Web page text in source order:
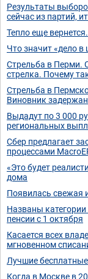
Результаты
сейчас из партий,
Тепло еще
Что значит «дело
Стрельба в Перми.
стрелка. Почему
Стрельба в
Виновник
Выдадут по 3 000
региональных
Сбер предлагает
процессами
«Это будет
дома
Появилась свежая
Названы
пенсии с 1 октября
Касается всех
мгновенном
Лучшие
Когда в Москве в